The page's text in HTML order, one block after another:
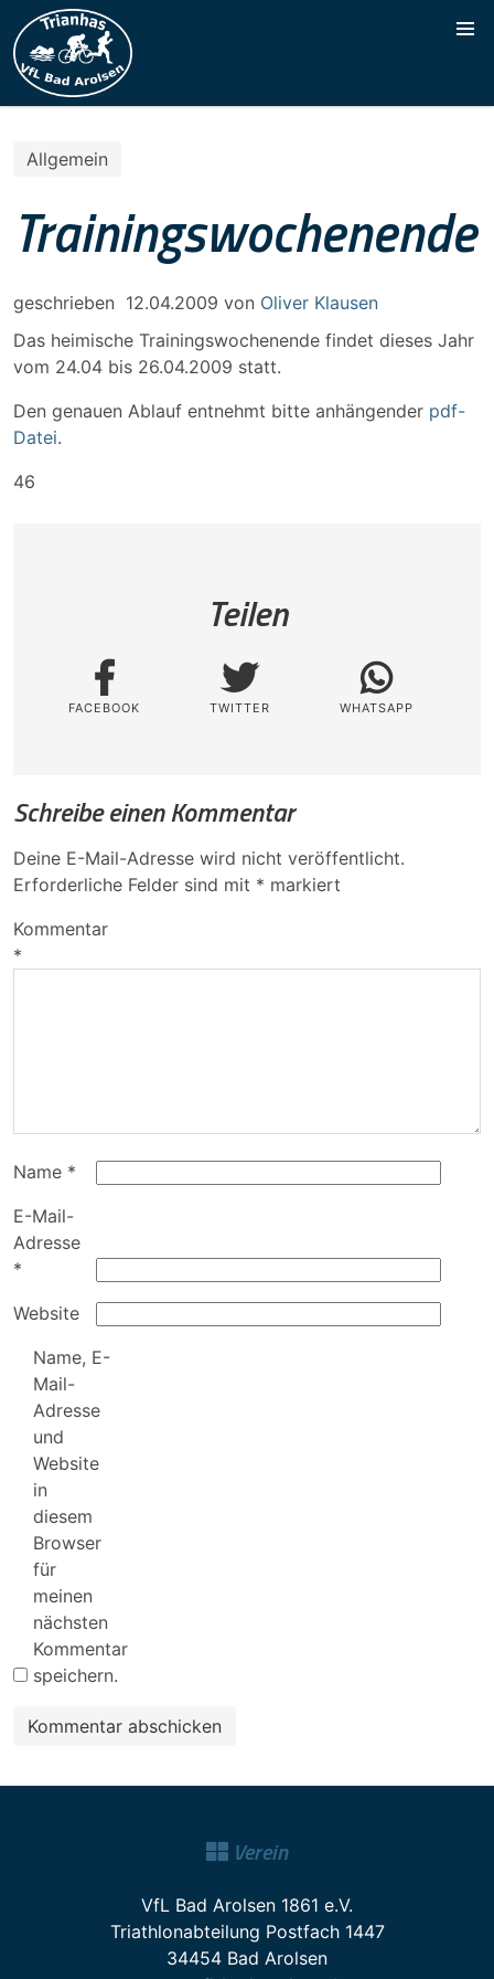
Allgemein
Trainingswochenende
geschrieben 12.04.2009 von Oliver Klausen
Das heimische Trainingswochenende findet dieses Jahr
vom 24.04 bis 26.04.2009 statt.
Den genauen Ablauf entnehmt bitte anhängender pdf-
Datei.
46
Teilen
FACEBOOK TWITTER WHATSAPP
Schreibe einen Kommentar
Deine E-Mail-Adresse wird nicht veröffentlicht.
Erforderliche Felder sind mit * markiert
Kommentar
*
Name *
E-Mail-
Adresse
*
Website
Name, E-
Mail-
Adresse
und
Website
in
diesem
Browser
für
meinen
nächsten
Kommentar
speichern.
Verein
VfL Bad Arolsen 1861 e.V.
Triathlonabteilung Postfach 1447
34454 Bad Arolsen